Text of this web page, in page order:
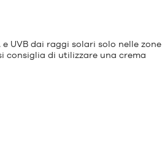
UVB dai raggi solari solo nelle zone
consiglia di utilizzare una crema